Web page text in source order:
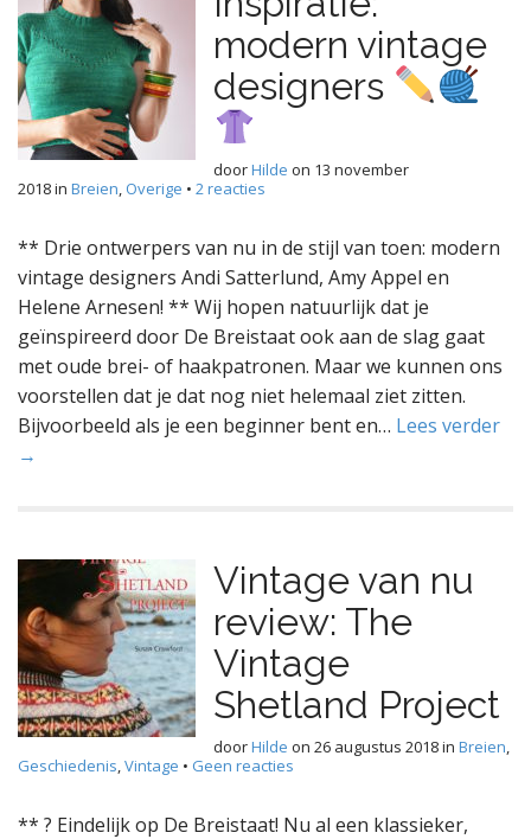
modern vintage
designers
doorHilde on 13 november
2018in Breien, Overige • 2 reacties
** Drie ontwerpers van nu in de stijl van toen: modern
vintage designers Andi Satterlund, Amy Appel en
Helene Arnesen! ** Wij hopen natuurlijk dat je
geïnspireerd door De Breistaat ook aan de slag gaat
met oude brei- of haakpatronen. Maar we kunnen ons
voorstellen dat je dat nog niet helemaal ziet zitten.
Bijvoorbeeld als je een beginner bent en… Lees verder
→
Vintage van nu
review: The
Vintage
Shetland Project
doorHilde on 26 augustus 2018in Breien,
Geschiedenis,Vintage • Geen reacties
** ? Eindelijk op De Breistaat! Nu al een klassieker,